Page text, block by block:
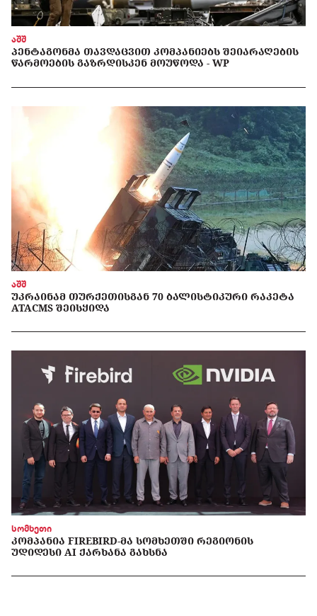
აშშ
ᲞᲔᲜᲢᲐᲒᲝᲜᲛᲐ ᲗᲐᲕᲓᲐᲪᲕᲘᲗ ᲙᲝᲛᲞᲐᲜᲘᲔᲑᲡ ᲨᲔᲘᲐᲠᲐᲦᲔᲑᲘᲡ
ᲬᲐᲠᲛᲝᲔᲑᲘᲡ ᲒᲐᲖᲠᲓᲘᲡᲙᲔᲜ ᲛᲝᲣᲬᲝᲓᲐ - WP
აშშ
ᲣᲙᲠᲐᲘᲜᲐᲛ ᲗᲣᲠᲥᲔᲗᲘᲡᲒᲐᲜ 70 ᲑᲐᲚᲘᲡᲢᲘᲙᲣᲠᲘ ᲠᲐᲙᲔᲢᲐ
ATACMS ᲨᲔᲘᲡᲧᲘᲓᲐ
სომხეთი
ᲙᲝᲛᲞᲐᲜᲘᲐ FIREBIRD-ᲛᲐ ᲡᲝᲛᲮᲔᲗᲨᲘ ᲠᲔᲒᲘᲝᲜᲘᲡ
ᲣᲓᲘᲓᲔᲡᲘ AI ᲥᲐᲠᲮᲐᲜᲐ ᲒᲐᲮᲡᲜᲐ